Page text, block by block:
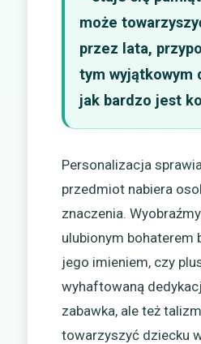
może
przez lata,
tym wyjątkowym
jak bardzo jest
Personalizacja
przedmiot nabiera
znaczenia.
ulubionym bohaterem
jego imieniem, czy
wyhaftowaną
zabawka, ale też
towarzyszyć dziecku